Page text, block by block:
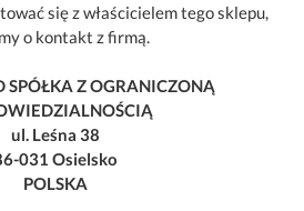
się z właścicielem tego sklepu,
o kontakt z firmą.
SPÓŁKA Z OGRANICZONĄ
ul. Leśna 38
031 Osielsko
POLSKA